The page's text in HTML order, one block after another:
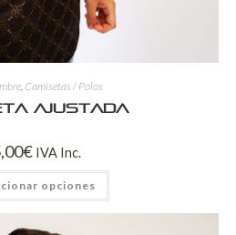
, Camisetas / Polos
ajustada
€ IVA Inc.
opciones